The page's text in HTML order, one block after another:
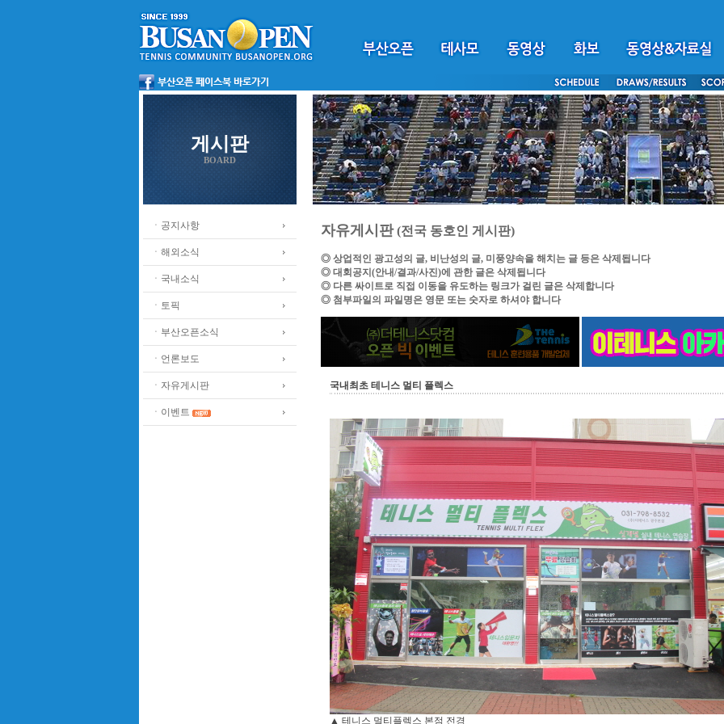
게시판
BOARD
ㆍ공지사항
ㆍ해외소식
ㆍ국내소식
ㆍ토픽
ㆍ부산오픈소식
ㆍ언론보도
ㆍ자유게시판
ㆍ이벤트
자유게시판(전국 동호인 게시판)
◎ 상업적인 광고성의 글, 비난성의 글, 미풍양속을 해치는 글 등은 삭제됩니다
◎ 대회공지(안내/결과/사진)에 관한 글은 삭제됩니다
◎ 다른 싸이트로 직접 이동을 유도하는 링크가 걸린 글은 삭제합니다
◎ 첨부파일의 파일명은 영문 또는 숫자로 하셔야 합니다
국내최초 테니스 멀티 플렉스
▲ 테니스 멀티플렉스 본점 전경